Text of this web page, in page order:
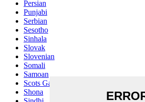
Persian
Punjabi
Serbian
Sesotho
Sinhala
Slovak
Slovenian
Somali
Samoan
Scots Gaelic
Shona